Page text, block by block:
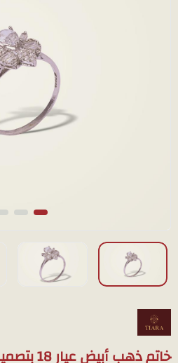
خاتم ذهب أبيض عيار 18 بتصميم فاخر بثلاث طبقات